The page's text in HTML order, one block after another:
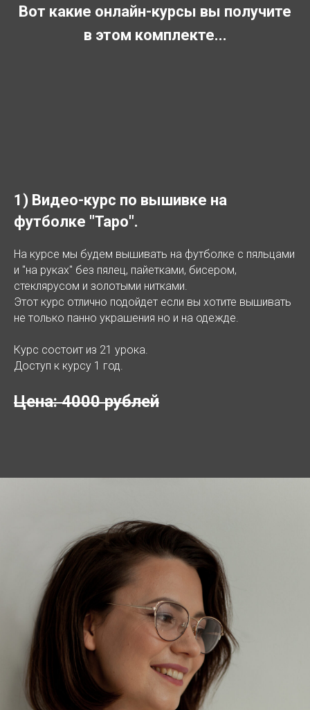
Вот какие онлайн-курсы вы получите
в этом комплекте...
1) Видео-курс по вышивке на
футболке "Таро".
На курсе мы будем вышивать на футболке с пяльцами
и "на руках" без пялец, пайетками, бисером,
стеклярусом и золотыми нитками.
Этот курс отлично подойдет если вы хотите вышивать
не только панно украшения но и на одежде.
Курс состоит из 21 урока.
Доступ к курсу 1 год.
Цена: 4000 рублей